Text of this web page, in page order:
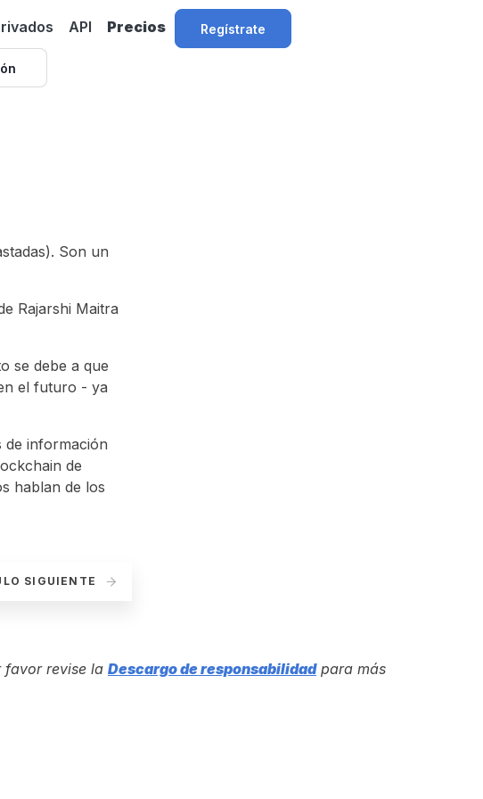
API Precios Regístrate
Son un
Rajarshi Maitra
se debe a que
el futuro - ya
de información
de
hablan de los
SIGUIENTE
favor revise la Descargo de responsabilidadpara más